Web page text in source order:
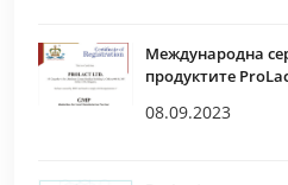
Международна
продуктите
08.09.2023